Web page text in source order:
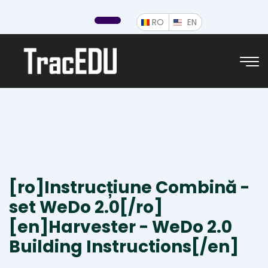
RO ROMÂNĂ
EN ENGLISH
[ro]Instrucțiune Combină -
set WeDo 2.0[/ro]
[en]Harvester - WeDo 2.0
Building Instructions[/en]